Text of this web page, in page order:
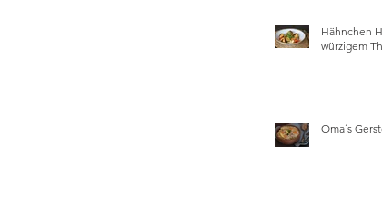
Hähnchen
würzigem
Oma´s